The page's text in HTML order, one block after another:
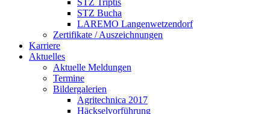
STZ Triptis
STZ Bucha
LAREMO Langenwetzendorf
Zertifikate / Auszeichnungen
Karriere
Aktuelles
Aktuelle Meldungen
Termine
Bildergalerien
Agritechnica 2017
Häckselvorführung